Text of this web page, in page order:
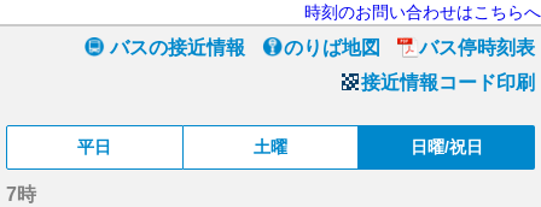
時刻のお問い合わせはこちらへ
バスの接近情報 のりば地図
バス停時刻表
接近情報コード印刷
平日 土曜 日曜/祝日
7時